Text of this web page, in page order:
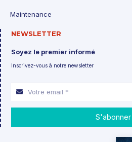
Maintenance
NEWSLETTER
Soyez le premier informé
Inscrivez-vous à notre newsletter
S'abonner